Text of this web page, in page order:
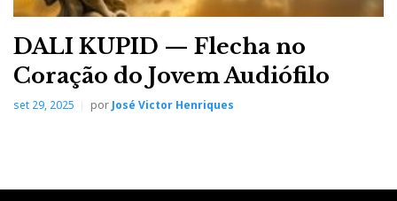
DALI KUPID — Flecha no
Coração do Jovem Audiófilo
set 29, 2025 por José Victor Henriques